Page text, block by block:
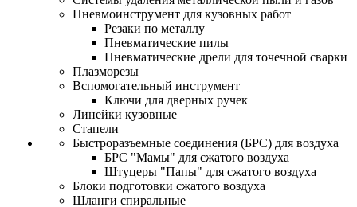
Пневмоинструмент для кузовных работ
Резаки по металлу
Пневматические пилы
Пневматические дрели для точечной сварки
Плазморезы
Вспомогательный инструмент
Ключи для дверных ручек
Линейки кузовные
Стапели
Быстроразъемные соединения (БРС) для воздуха
БРС "Мамы" для сжатого воздуха
Штуцеры "Папы" для сжатого воздуха
Блоки подготовки сжатого воздуха
Шланги спиральные